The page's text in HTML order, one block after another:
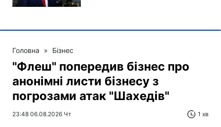
Головна » Бізнес
"Флеш" попередив бізнес про
анонімні листи бізнесу з
погрозами атак "Шахедів"
23:48 06.08.2026 Чт 1 хв